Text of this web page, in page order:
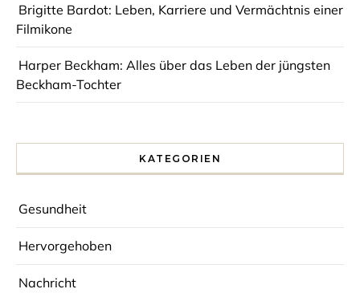
Brigitte Bardot: Leben, Karriere und Vermächtnis einer
Filmikone
Harper Beckham: Alles über das Leben der jüngsten
Beckham-Tochter
KATEGORIEN
Gesundheit
Hervorgehoben
Nachricht